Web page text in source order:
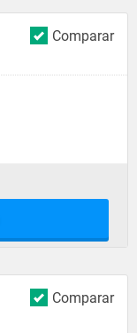
Comparar
Comparar